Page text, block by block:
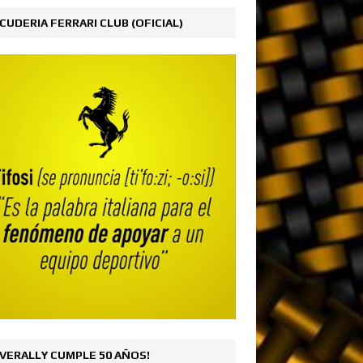
FERRARI CLUB (OFICIAL)
CUMPLE 50 AÑOS!